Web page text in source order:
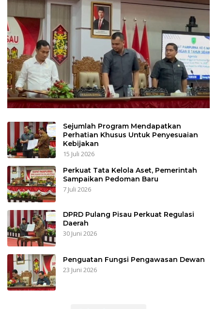
Sejumlah Program Mendapatkan
Perhatian Khusus Untuk Penyesuaian
Kebijakan
15 Juli 2026
Perkuat Tata Kelola Aset, Pemerintah
Sampaikan Pedoman Baru
7 Juli 2026
DPRD Pulang Pisau Perkuat Regulasi
Daerah
30 Juni 2026
Penguatan Fungsi Pengawasan Dewan
23 Juni 2026